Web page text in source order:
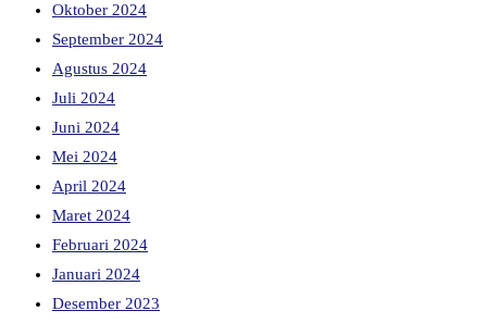
Oktober 2024
September 2024
Agustus 2024
Juli 2024
Juni 2024
Mei 2024
April 2024
Maret 2024
Februari 2024
Januari 2024
Desember 2023